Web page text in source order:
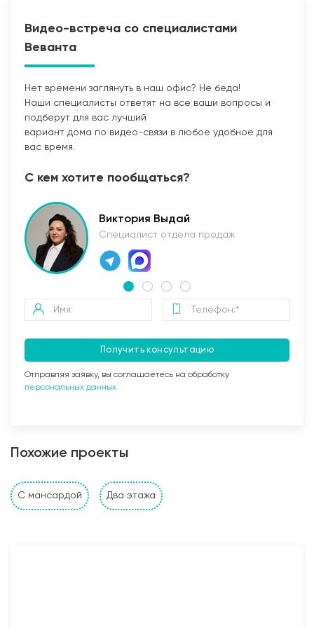
Стены и перегородки дома
1. Наружные и внутренние несущие стены выполнены
Видео-встреча со специалистами
Веванта
Нет времени заглянуть в наш офис? Не беда!
Наши специалисты ответят на все ваши вопросы и
подберут для вас лучший
вариант дома по видео-связи в любое удобное для
вас время.
С кем хотите пообщаться?
Виктория Выдай
Специалист отдела продаж
Получить консультацию
Отправляя заявку, вы соглашаетесь на обработку
персональных данных
Похожие проекты
С мансардой Два этажа